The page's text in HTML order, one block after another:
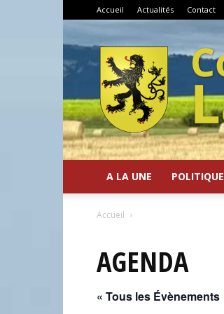
Accueil Actualités Contact
A LA UNE POLITIQUE
Accueil
AGENDA
« Tous les Évènements